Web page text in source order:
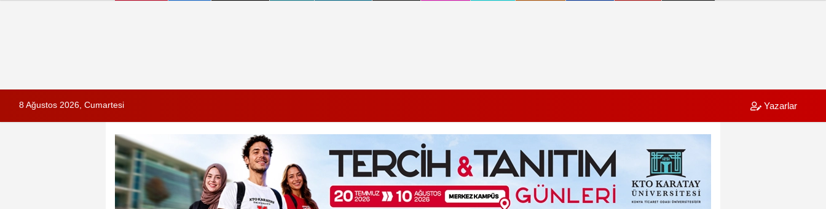
8 Ağustos 2026, Cumartesi Yazarlar